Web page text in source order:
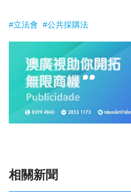
#立法會 #公共採購法
相關新聞